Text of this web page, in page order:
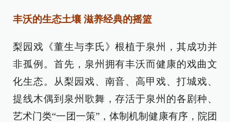
丰沃的生态土壤 滋养经典的摇篮
梨园戏《董生与李氏》根植于泉州，其成功并
非孤例。首先，泉州拥有丰沃而健康的戏曲文
化生态。从梨园戏、南音、高甲戏、打城戏、
提线木偶到泉州歌舞，存活于泉州的各剧种、
艺术门类“一团一策”，体制机制健康有序，院团